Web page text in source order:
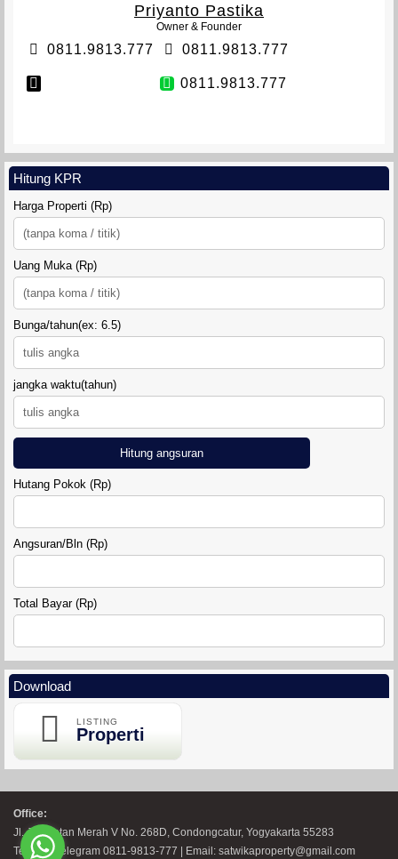
VETERAN TOWNHOUSE
TANAH SIDOMULYO SLEMAN
RUMAH GRIYA SAHABAT 7
Priyanto Pastika
Owner & Founder
0811.9813.777 0811.9813.777
0811.9813.777
Hitung KPR
Harga Properti (Rp)
Uang Muka (Rp)
Bunga/tahun(ex: 6.5)
jangka waktu(tahun)
Hitung angsuran
Hutang Pokok (Rp)
Angsuran/Bln (Rp)
Total Bayar (Rp)
Download
LISTING
Properti
Office:
Jl. Jembatan Merah V No. 268D, Condongcatur, Yogyakarta 55283
Telp WA Telegram 0811-9813-777 | Email: satwikaproperty@gmail.com